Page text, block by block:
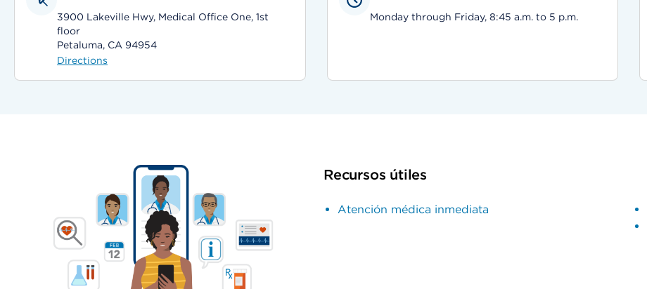
3900 Lakeville Hwy, Medical Office One, 1st
floor
Petaluma, CA 94954
Directions
Monday through Friday, 8:45 a.m. to 5 p.m.
Recursos útiles
Atención médica inmediata